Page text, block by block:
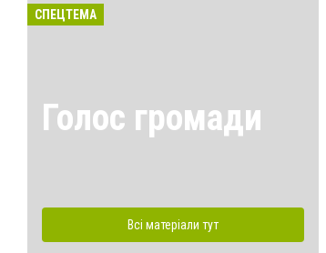
СПЕЦТЕМА
Голос громади
Всі матеріали тут